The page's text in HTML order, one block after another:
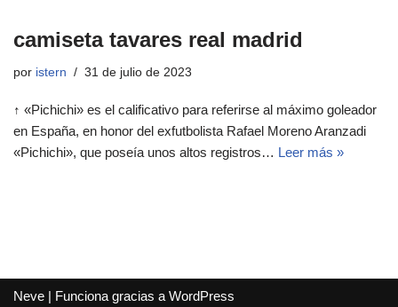
camiseta tavares real madrid
por istern 31 de julio de 2023
↑ «Pichichi» es el calificativo para referirse al máximo goleador
en España, en honor del exfutbolista Rafael Moreno Aranzadi
«Pichichi», que poseía unos altos registros… Leer más »
Neve | Funciona gracias a WordPress